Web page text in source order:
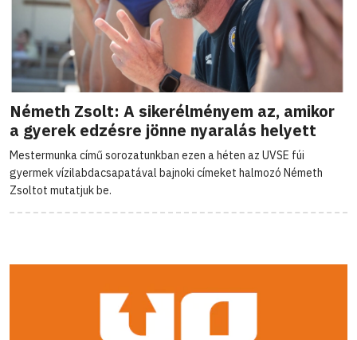
Németh Zsolt: A sikerélményem az, amikor
a gyerek edzésre jönne nyaralás helyett
Mestermunka című sorozatunkban ezen a héten az UVSE fúi
gyermek vízilabdacsapatával bajnoki címeket halmozó Németh
Zsoltot mutatjuk be.